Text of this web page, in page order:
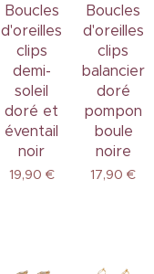
Boucles
d'oreilles
clips
demi-
soleil
doré et
éventail
noir
19,90 €
Boucles
d'oreilles
clips
balancier
doré
pompon
boule
noire
17,90 €